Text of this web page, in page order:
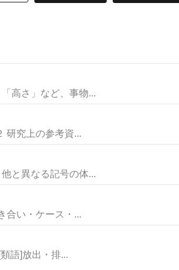
高さ」など、事物...
究上の参考資...
と異なる記号の体...
い・ケース・...
語]放出・排...